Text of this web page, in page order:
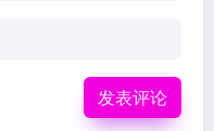
发表评论